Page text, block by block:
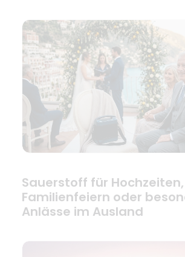
Sauerstoff für Hochzeiten,
Familienfeiern oder
Anlässe im Ausland